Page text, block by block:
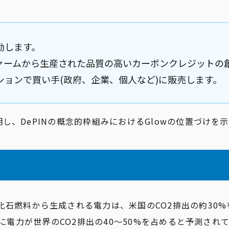
ます。
ムから生産された品質の高いカーボンクレジットの
ンで買い手(政府、企業、個人など)に販売します。
、DePINの概念的枠組みにおけるGlowの位置づけを
燃料から生成される電力は、米国のCO2排出の約
電力が世界のCO2排出の40〜50%を占めると予測され